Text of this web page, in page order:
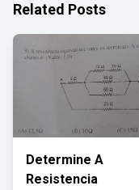
Related Posts
Determine A
Resistencia